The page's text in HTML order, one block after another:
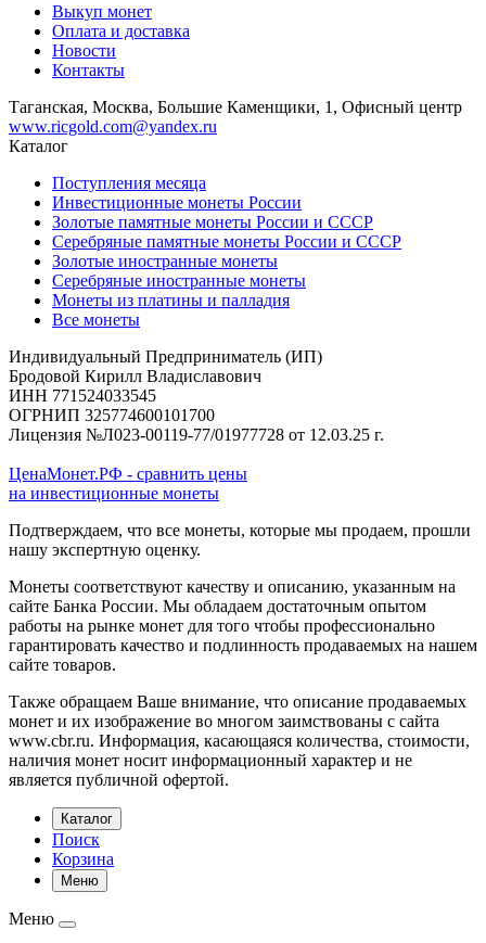
Выкуп монет
Оплата и доставка
Новости
Контакты
Таганская, Москва, Большие Каменщики, 1, Офисный центр
www.ricgold.com@yandex.ru
Каталог
Поступления месяца
Инвестиционные монеты России
Золотые памятные монеты России и СССР
Серебряные памятные монеты России и СССР
Золотые иностранные монеты
Серебряные иностранные монеты
Монеты из платины и палладия
Все монеты
Индивидуальный Предприниматель (ИП)
Бродовой Кирилл Владиславович
ИНН 771524033545
ОГРНИП 325774600101700
Лицензия №Л023-00119-77/01977728 от 12.03.25 г.
ЦенаМонет.РФ - сравнить цены
на инвестиционные монеты
Подтверждаем, что все монеты, которые мы продаем, прошли
нашу экспертную оценку.
Монеты соответствуют качеству и описанию, указанным на
сайте Банка России. Мы обладаем достаточным опытом
работы на рынке монет для того чтобы профессионально
гарантировать качество и подлинность продаваемых на нашем
сайте товаров.
Также обращаем Ваше внимание, что описание продаваемых
монет и их изображение во многом заимствованы с сайта
www.cbr.ru. Информация, касающаяся количества, стоимости,
наличия монет носит информационный характер и не
является публичной офертой.
Каталог
Поиск
Корзина
Меню
Меню